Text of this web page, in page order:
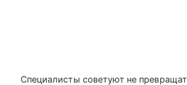
Специалисты советуют не